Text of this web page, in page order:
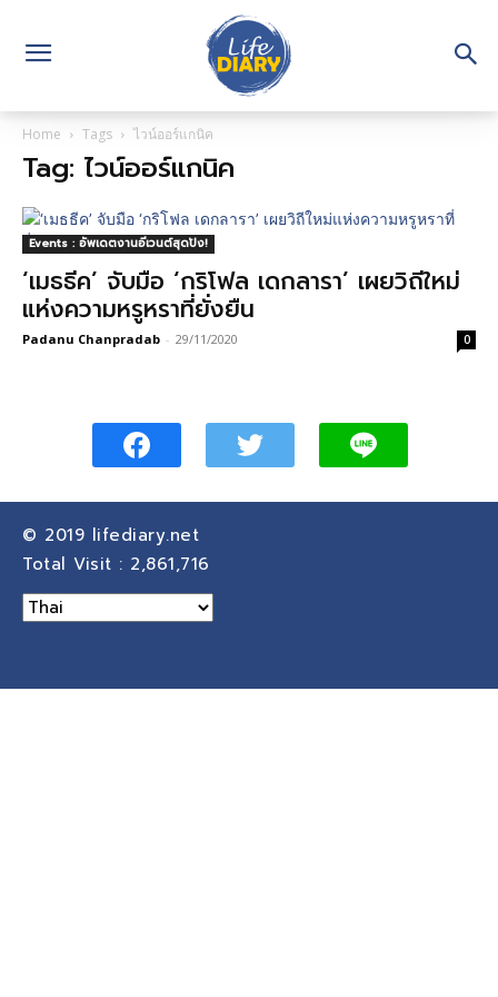
Home Tags ไวน์ออร์แกนิค
Tag: ไวน์ออร์แกนิค
Events : อัพเดตงานอีเวนต์สุดปัง!
‘เมธธีค’ จับมือ ‘กริโฟล เดกลารา’ เผยวิถีใหม่
แห่งความหรูหราที่ยั่งยืน
Padanu Chanpradab - 29/11/2020 0
© 2019 lifediary.net
Total Visit : 2,861,716